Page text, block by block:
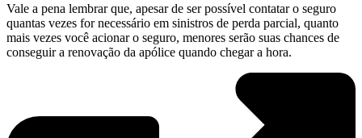
Vale a pena lembrar que, apesar de ser possível contatar o seguro
quantas vezes for necessário em sinistros de perda parcial, quanto
mais vezes você acionar o seguro, menores serão suas chances de
conseguir a renovação da apólice quando chegar a hora.